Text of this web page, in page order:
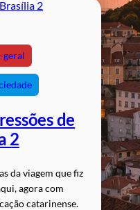
geral
de
2
da viagem que fiz
agora com
catarinense.